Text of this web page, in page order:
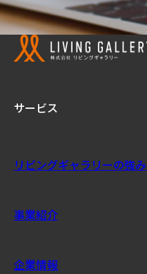
サービス
リビングギャラリーの強み
事業紹介
企業情報